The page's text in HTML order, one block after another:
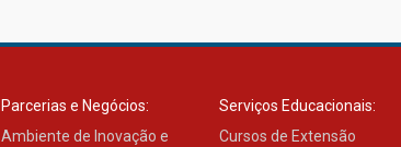
Parcerias e Negócios:
Ambiente de Inovação e
Serviços Educacionais:
Cursos de Extensão